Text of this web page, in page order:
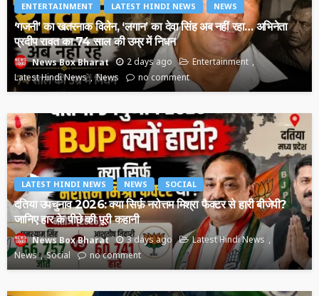
ENTERTAINMENT LATEST HINDI NEWS NEWS
‘गजनी’ का खतरनाक विलेन, ‘लगान’ का देवा सिंह अब नहीं रहा… अभिनेता
प्रदीप रावत का 74 साल की उम्र में निधन
News Box Bharat 2 days ago
Entertainment
Latest Hindi News
News no comment
LATEST HINDI NEWS NEWS SOCIAL
दतिया उपचुनाव 2026: क्या सिर्फ़ नरोत्तम मिश्रा फैक्टर से हारी बीजेपी?
जानिए हार के पीछे की पूरी कहानी
News Box Bharat 3 days ago
Latest Hindi News
News
Social no comment